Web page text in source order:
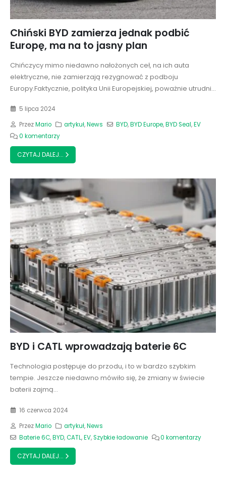
Chiński BYD zamierza jednak podbić
Europę, ma na to jasny plan
Chińczycy mimo niedawno nałożonych ceł, na ich auta
elektryczne, nie zamierzają rezygnować z podboju
Europy.Faktycznie, polityka Unii Europejskiej, poważnie utrudni...
5 lipca 2024
PrzezMario artykuł,News BYD,BYD Europe,BYD Seal,EV
0 komentarzy
CZYTAJ DALEJ...
BYD i CATL wprowadzają baterie 6C
Technologia postępuje do przodu, i to w bardzo szybkim
tempie. Jeszcze niedawno mówiło się, że zmiany w świecie
baterii zajmą...
16 czerwca 2024
PrzezMario artykuł,News
Baterie 6C,BYD,CATL,EV,Szybkie ładowanie 0 komentarzy
CZYTAJ DALEJ...